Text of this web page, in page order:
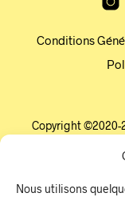
Nous utilisons
Conditions
Copyright ©2020-